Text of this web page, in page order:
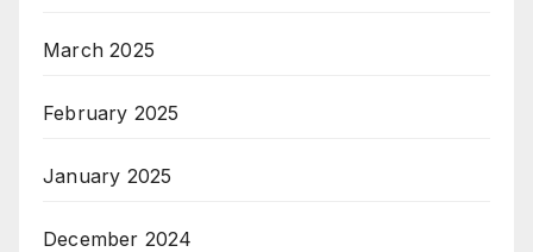
March 2025
February 2025
January 2025
December 2024